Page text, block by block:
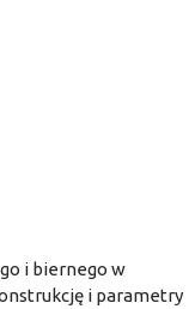
i biernego w
i parametry